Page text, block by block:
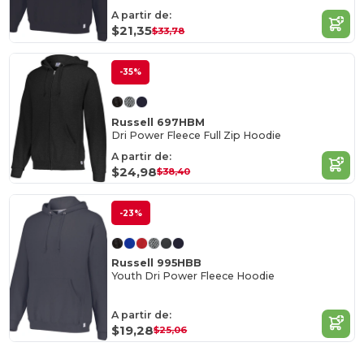
A partir de:
$21,35$33,78
-35%
Russell 697HBM
Dri Power Fleece Full Zip Hoodie
A partir de:
$24,98$38,40
-23%
Russell 995HBB
Youth Dri Power Fleece Hoodie
A partir de:
$19,28$25,06